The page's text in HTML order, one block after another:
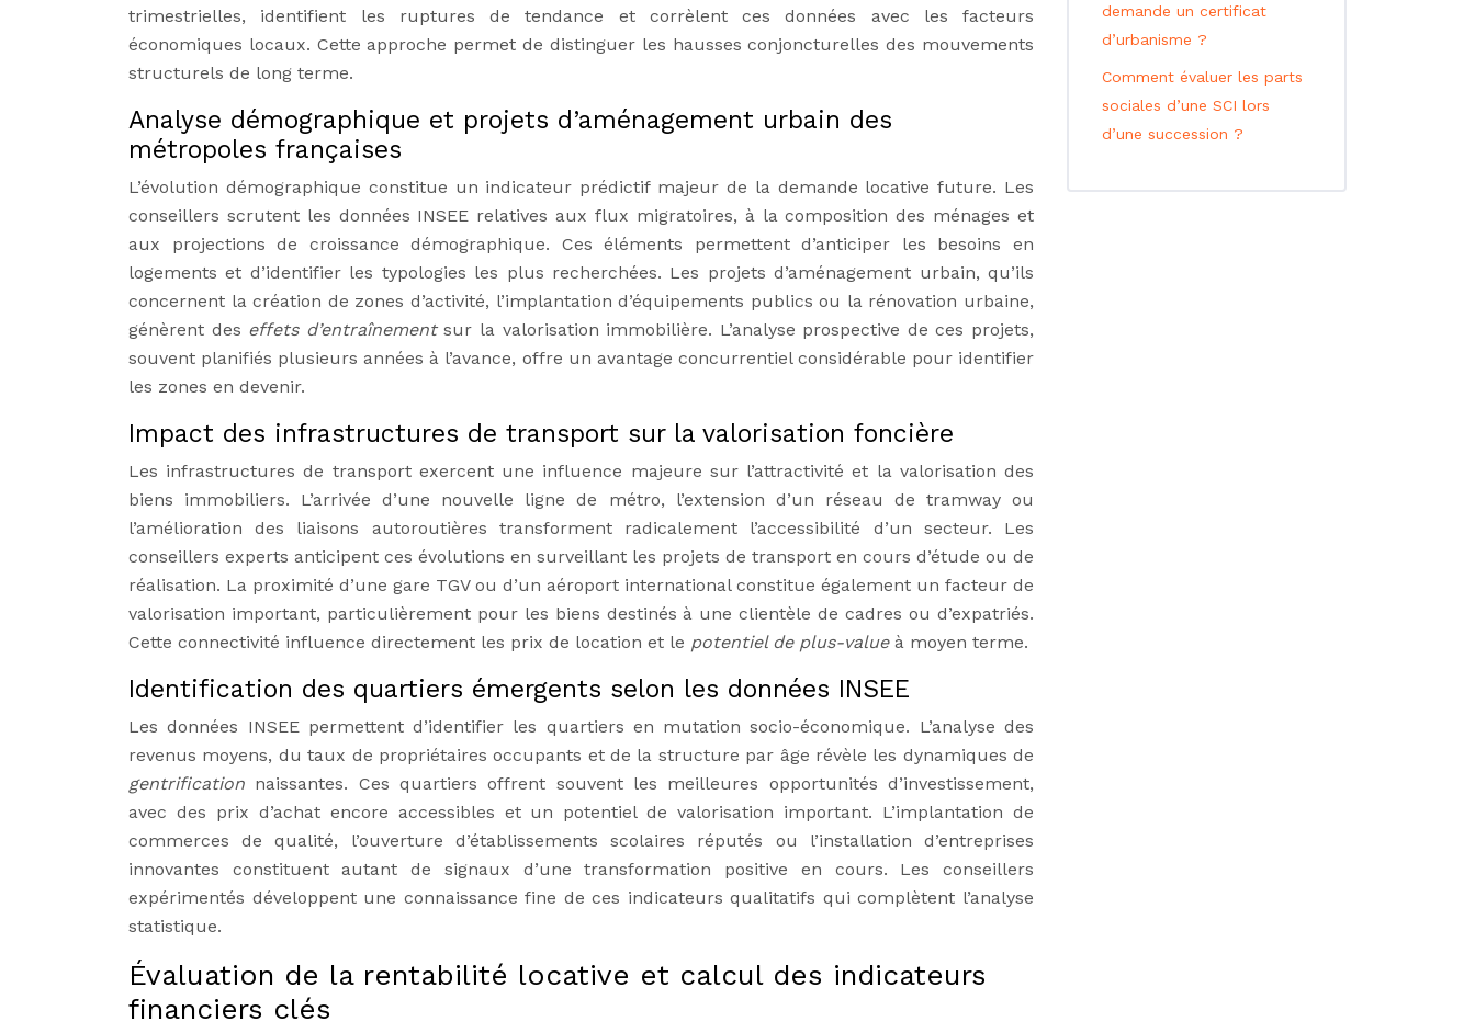
trimestrielles, identifient les ruptures de tendance et corrèlent ces données avec les facteurs
économiques locaux. Cette approche permet de distinguer les hausses conjoncturelles des mouvements
structurels de long terme.
Analyse démographique et projets d’aménagement urbain des
métropoles françaises
L’évolution démographique constitue un indicateur prédictif majeur de la demande locative future. Les
conseillers scrutent les données INSEE relatives aux flux migratoires, à la composition des ménages et
aux projections de croissance démographique. Ces éléments permettent d’anticiper les besoins en
logements et d’identifier les typologies les plus recherchées. Les projets d’aménagement urbain, qu’ils
concernent la création de zones d’activité, l’implantation d’équipements publics ou la rénovation urbaine,
génèrent des effets d’entraînementsur la valorisation immobilière. L’analyse prospective de ces projets,
souvent planifiés plusieurs années à l’avance, offre un avantage concurrentiel considérable pour identifier
les zones en devenir.
Impact des infrastructures de transport sur la valorisation foncière
Les infrastructures de transport exercent une influence majeure sur l’attractivité et la valorisation des
biens immobiliers. L’arrivée d’une nouvelle ligne de métro, l’extension d’un réseau de tramway ou
l’amélioration des liaisons autoroutières transforment radicalement l’accessibilité d’un secteur. Les
conseillers experts anticipent ces évolutions en surveillant les projets de transport en cours d’étude ou de
réalisation. La proximité d’une gare TGV ou d’un aéroport international constitue également un facteur de
valorisation important, particulièrement pour les biens destinés à une clientèle de cadres ou d’expatriés.
Cette connectivité influence directement les prix de location et le potentiel de plus-value à moyen terme.
Identification des quartiers émergents selon les données INSEE
Les données INSEE permettent d’identifier les quartiers en mutation socio-économique. L’analyse des
revenus moyens, du taux de propriétaires occupants et de la structure par âge révèle les dynamiques de
gentrification naissantes. Ces quartiers offrent souvent les meilleures opportunités d’investissement,
avec des prix d’achat encore accessibles et un potentiel de valorisation important. L’implantation de
commerces de qualité, l’ouverture d’établissements scolaires réputés ou l’installation d’entreprises
innovantes constituent autant de signaux d’une transformation positive en cours. Les conseillers
expérimentés développent une connaissance fine de ces indicateurs qualitatifs qui complètent l’analyse
statistique.
Évaluation de la rentabilité locative et calcul des indicateurs
financiers clés
demande un certificat
d’urbanisme ?
Comment évaluer les parts
sociales d’une SCI lors
d’une succession ?